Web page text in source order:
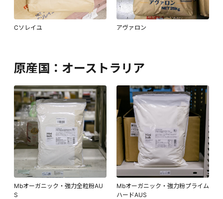
Cソレイユ アヴァロン
原産国：オーストラリア
Mbオーガニック・強力全粒粉AU
S
Mbオーガニック・強力粉プライム
ハードAUS